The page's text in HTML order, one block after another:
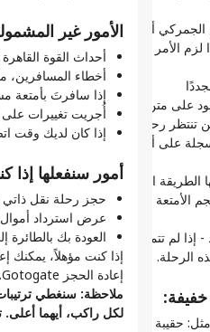
هذه الصفحة
ما المقصود برحلة طيران النقل
كيفية عمل النقل الذاتي
رحلات طيران النقل الذاتي - دليل
ما الذي يعنيه السفر عبر النقل الذاتي؟
ضمان النقل الذاتي لدينا
ما المشكلات المتعلقة بالنقل الذاتي؟
للمساعدة
البقاء على اطلاع مع تطبيق Gotogate .
الأسئلة الأكثر شيوعًا
تسجيل الوصول عبر الإنترنت أو من
الاستقبال في المطار أو الجهاز
عبر الإنترنت ضروري
يوفر تسجيل الوصول عبر الإنترنت
على متن الطائرة مبكرًا على اجتياز
الوقت المناسب.
باختيار المقاعد عبر الإنترنت،
راحة.
من خلال النقل الذاتي:
أو الهجرة (إذا لزم الأمر)
لزم الأمر (ربما من خلال خدمات نقل
على متن الطائرة
رحلات الطيران تسليم الأمتعة
على أدلة رحلات النقل الذاتي
الطريقة الوحيدة لحجز رحلة ربط
المحمولة باليد ووزنها لكل
إذا لم تتمكن من رفع حقيبتك إلى
الرحلة.
الظهر أو حقيبة اليد) للأشياء
الأمور غير
أحداث القوة
أخطاء المسافرين،
إذا سافرتَ بأمتعة
أُجريت تغييرات
إذا كان لديك وقت
أمور سنفعلها إذا
حجز رحلة نقل ذاتي
عرض استرداد
العودة بك بالطائرة
إذا كنت مؤهلاً، يمكنك
إعادة الحجز Gotogate.
لكل راكب، أيهما أعلى.